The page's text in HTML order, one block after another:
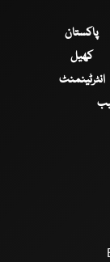
پاکستان
کھیل
انٹرٹینمنٹ